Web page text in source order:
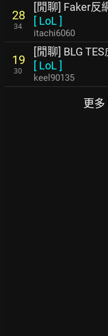
28
34
[閒聊] Faker反
[ LoL ]
itachi6060
19
30
[閒聊] BLG
[ LoL ]
keel90135
更多